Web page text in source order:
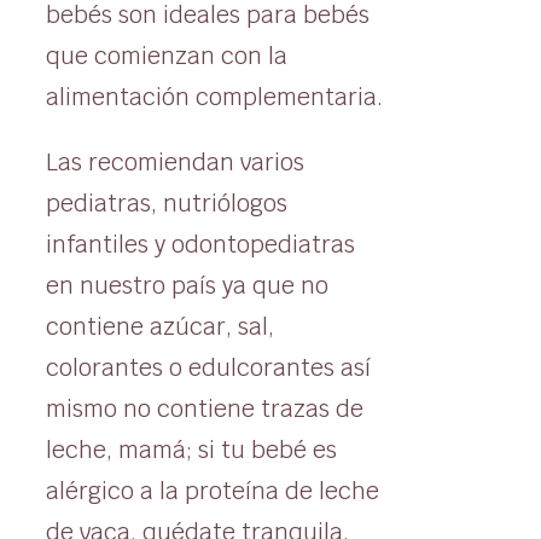
bebés son ideales para bebés
que comienzan con la
alimentación complementaria.
Las recomiendan varios
pediatras, nutriólogos
infantiles y odontopediatras
en nuestro país ya que no
contiene azúcar, sal,
colorantes o edulcorantes así
mismo no contiene trazas de
leche, mamá; si tu bebé es
alérgico a la proteína de leche
de vaca, quédate tranquila,